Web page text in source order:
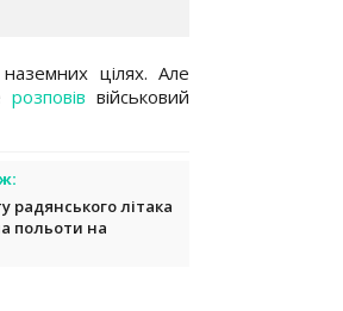
цілях. Але
розповів військовий
радянського літака
польоти на